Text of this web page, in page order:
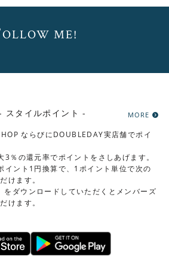
型家具ご購入時の注意事項等(必
（1960年代 海外直輸入アンティー
/ビーチ材
チェアは別売りです。
OLLOW ME!
スタイルポイント - MORE
ならびにDOUBLEDAY実店舗でポイ
％の還元率でポイントをさしあげます。
イント1円換算で、1ポイント単位で次の
けます。
をダウンロードしていただくとメンバーズ
けます。